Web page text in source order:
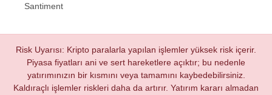
Santiment
Risk Uyarısı: Kripto paralarla yapılan işlemler yüksek risk içerir.
Piyasa fiyatları ani ve sert hareketlere açıktır; bu nedenle
yatırımınızın bir kısmını veya tamamını kaybedebilirsiniz.
Kaldıraçlı işlemler riskleri daha da artırır. Yatırım kararı almadan